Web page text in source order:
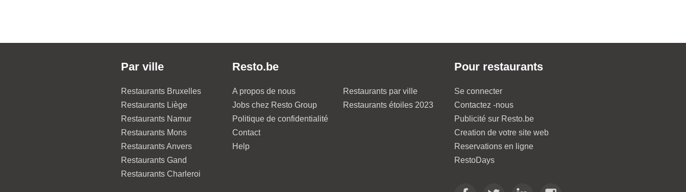
Par ville
Restaurants Bruxelles
Restaurants Liège
Restaurants Namur
Restaurants Mons
Restaurants Anvers
Restaurants Gand
Restaurants Charleroi
Resto.be
A propos de nous
Jobs chez Resto Group
Politique de confidentialité
Contact
Help
Restaurants par ville
Restaurants étoiles 2023
Pour restaurants
Se connecter
Contactez -nous
Publicité sur Resto.be
Creation de votre site web
Reservations en ligne
RestoDays